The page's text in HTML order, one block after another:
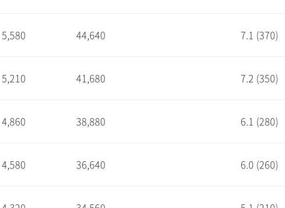
5,580 44,640 7.1 (370)
5,210 41,680 7.2 (350)
4,860 38,880 6.1 (280)
4,580 36,640 6.0 (260)